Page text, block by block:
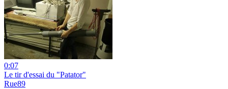
0:07
Le tir d'essai du "Patator"
Rue89